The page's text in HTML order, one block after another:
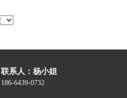
联系人：杨小姐
186-6439-0732